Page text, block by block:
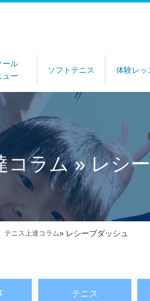
ール
ュー
ソフトテニス 体験レッ
コラム » レシ
テニス上達コラム» レシーブダッシュ
テニス